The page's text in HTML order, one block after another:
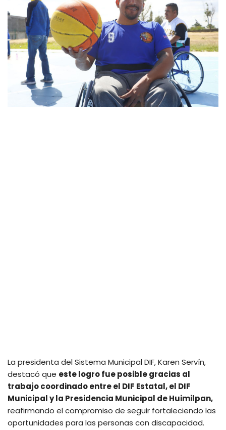
La presidenta del Sistema Municipal DIF, Karen Servín,
destacó que este logro fue posible gracias al
trabajo coordinado entre el DIF Estatal, el DIF
Municipal y la Presidencia Municipal de Huimilpan,
reafirmando el compromiso de seguir fortaleciendo las
oportunidades para las personas con discapacidad.